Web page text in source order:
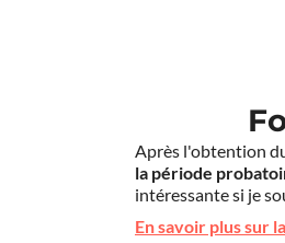
Après l'obtention
la période
intéressante si je
En savoir plus sur